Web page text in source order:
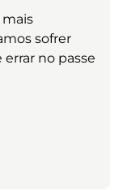
sofrer
no passe